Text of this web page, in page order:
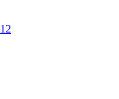
12